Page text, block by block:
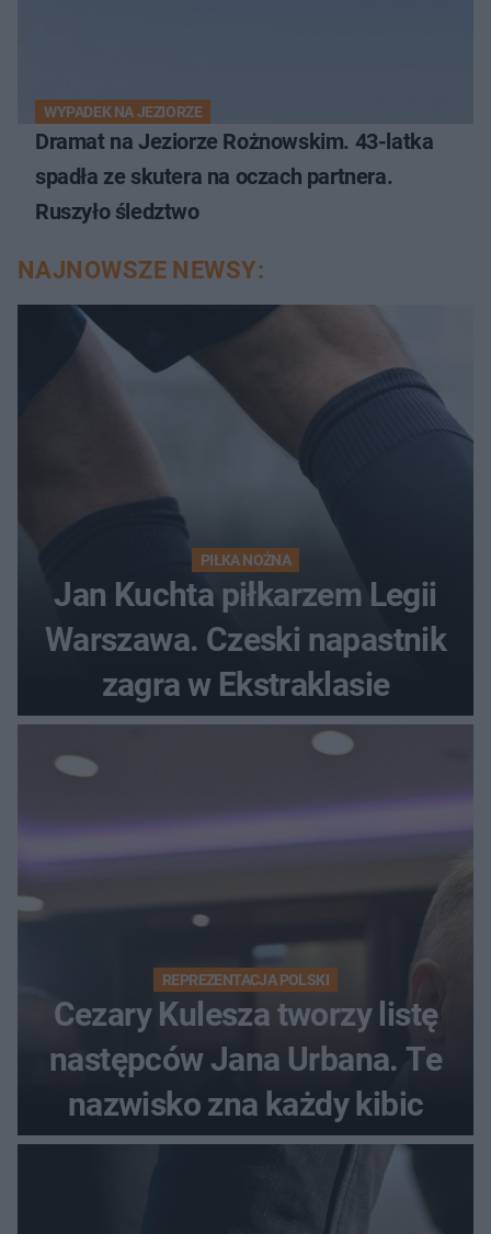
WYPADEK NA JEZIORZE
Dramat na Jeziorze Rożnowskim. 43-latka
spadła ze skutera na oczach partnera.
Ruszyło śledztwo
NAJNOWSZE NEWSY:
PIŁKA NOŻNA
Jan Kuchta piłkarzem Legii
Warszawa. Czeski napastnik
zagra w Ekstraklasie
REPREZENTACJA POLSKI
Cezary Kulesza tworzy listę
następców Jana Urbana. Te
nazwisko zna każdy kibic